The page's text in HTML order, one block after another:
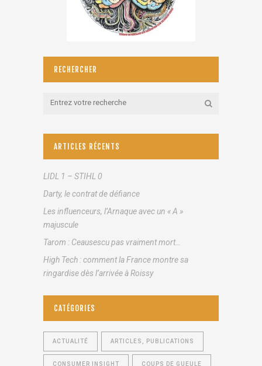
RECHERCHER
ARTICLES RÉCENTS
LIDL 1 – STIHL 0
Darty, le contrat de défiance
Les influenceurs, l’Arnaque avec un « A »
majuscule
Tarom : Ceausescu pas vraiment mort…
High Tech : comment la France montre sa
ringardise dès l’arrivée à Roissy
CATÉGORIES
ACTUALITÉ ARTICLES, PUBLICATIONS
CONSUMER INSIGHT COUPS DE GUEULE